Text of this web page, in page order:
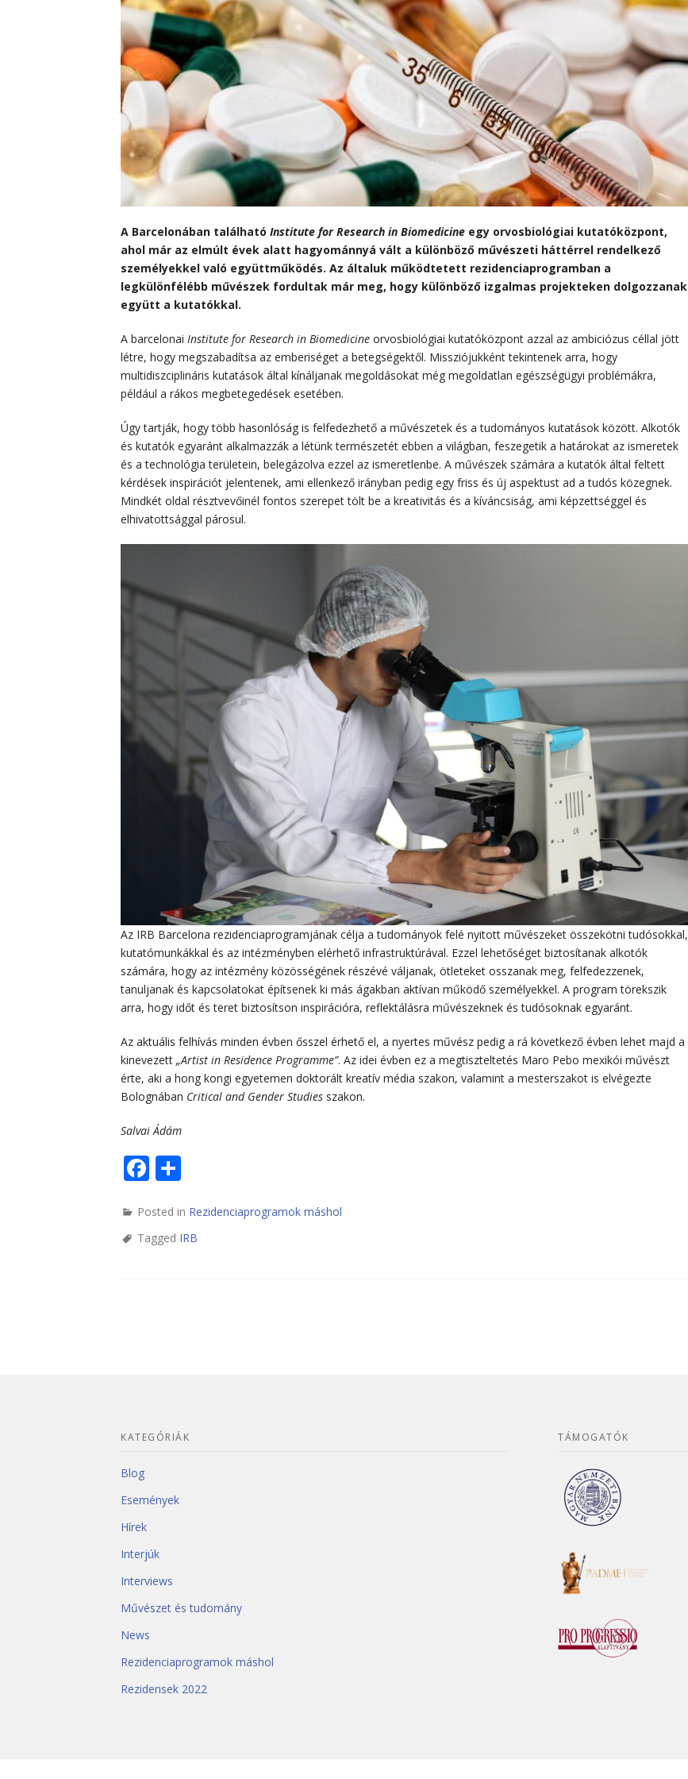
A Barcelonában található Institute for Research in Biomedicine egy orvosbiológiai kutatóközpont,
ahol már az elmúlt évek alatt hagyománnyá vált a különböző művészeti háttérrel rendelkező
személyekkel való együttműködés. Az általuk működtetett rezidenciaprogramban a
legkülönfélébb művészek fordultak már meg, hogy különböző izgalmas projekteken dolgozzanak
együtt a kutatókkal.
A barcelonai Institute for Research in Biomedicine orvosbiológiai kutatóközpont azzal az ambiciózus céllal jött
létre, hogy megszabadítsa az emberiséget a betegségektől. Missziójukként tekintenek arra, hogy
multidiszciplináris kutatások által kínáljanak megoldásokat még megoldatlan egészségügyi problémákra,
például a rákos megbetegedések esetében.
Úgy tartják, hogy több hasonlóság is felfedezhető a művészetek és a tudományos kutatások között. Alkotók
és kutatók egyaránt alkalmazzák a létünk természetét ebben a világban, feszegetik a határokat az ismeretek
és a technológia területein, belegázolva ezzel az ismeretlenbe. A művészek számára a kutatók által feltett
kérdések inspirációt jelentenek, ami ellenkező irányban pedig egy friss és új aspektust ad a tudós közegnek.
Mindkét oldal résztvevőinél fontos szerepet tölt be a kreativitás és a kíváncsiság, ami képzettséggel és
elhivatottsággal párosul.
Az IRB Barcelona rezidenciaprogramjának célja a tudományok felé nyitott művészeket összekötni tudósokkal,
kutatómunkákkal és az intézményben elérhető infrastruktúrával. Ezzel lehetőséget biztosítanak alkotók
számára, hogy az intézmény közösségének részévé váljanak, ötleteket osszanak meg, felfedezzenek,
tanuljanak és kapcsolatokat építsenek ki más ágakban aktívan működő személyekkel. A program törekszik
arra, hogy időt és teret biztosítson inspirációra, reflektálásra művészeknek és tudósoknak egyaránt.
Az aktuális felhívás minden évben ősszel érhető el, a nyertes művész pedig a rá következő évben lehet majd a
kinevezett „Artist in Residence Programme”. Az idei évben ez a megtiszteltetés Maro Pebo mexikói művészt
érte, aki a hong kongi egyetemen doktorált kreatív média szakon, valamint a mesterszakot is elvégezte
Bolognában Critical and Gender Studies szakon.
Salvai Ádám
Facebook
Posted in Rezidenciaprogramok máshol
Tagged IRB
KATEGÓRIÁK
Blog
Események
Hírek
Interjúk
Interviews
Művészet és tudomány
News
Rezidenciaprogramok máshol
Rezidensek 2022
TÁMOGATÓK